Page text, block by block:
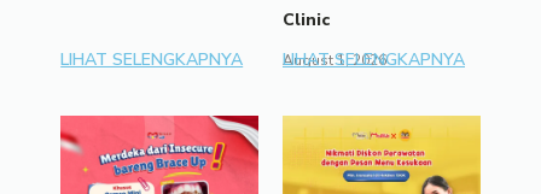
LIHAT SELENGKAPNYA
Clinic
August 1, 2026
LIHAT SELENGKAPNYA